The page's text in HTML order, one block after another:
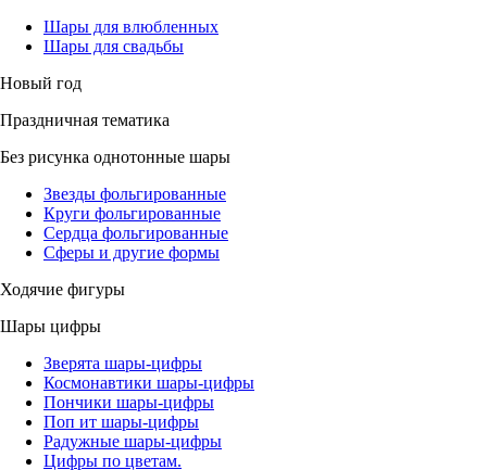
Шары для влюбленных
Шары для свадьбы
Новый год
Праздничная тематика
Без рисунка однотонные шары
Звезды фольгированные
Круги фольгированные
Сердца фольгированные
Сферы и другие формы
Ходячие фигуры
Шары цифры
Зверята шары-цифры
Космонавтики шары-цифры
Пончики шары-цифры
Поп ит шары-цифры
Радужные шары-цифры
Цифры по цветам.